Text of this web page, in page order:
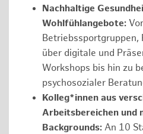
Nachhaltige
Wohlfühlangebote:
Betriebssportgruppen,
über digitale und
Workshops bis hin zu
psychosozialer
Kolleg*innen aus
Arbeitsbereichen und
Backgrounds: An 10